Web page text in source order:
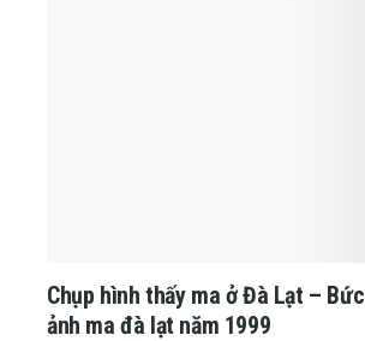
Chụp hình thấy ma ở Đà Lạt – Bức
ảnh ma đà lạt năm 1999